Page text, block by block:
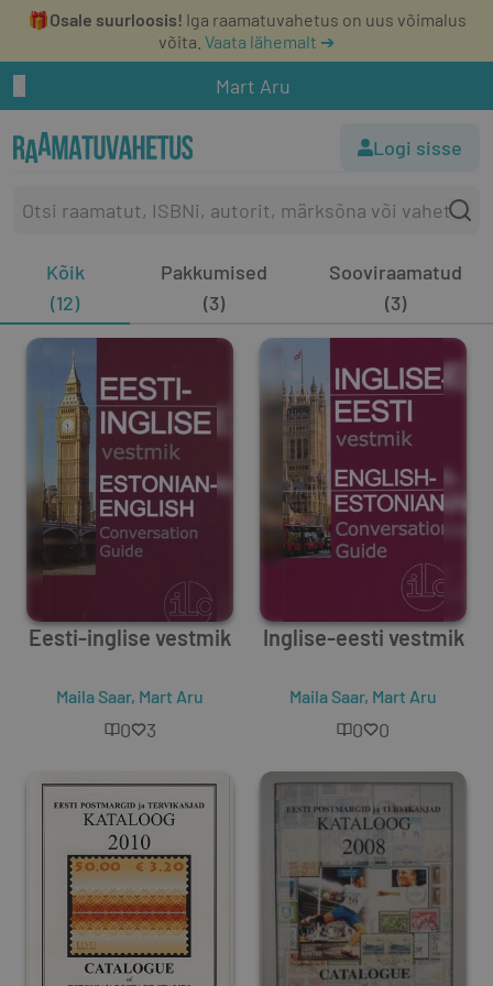
🎁Osale suurloosis! Iga raamatuvahetus on uus võimalus
võita. Vaata lähemalt ➔
Mart Aru
Logi sisse
Kõik
(12)
Pakkumised
(3)
Sooviraamatud
(3)
Eesti-inglise vestmik
Maila Saar, Mart Aru
0 3
Inglise-eesti vestmik
Maila Saar, Mart Aru
0 0